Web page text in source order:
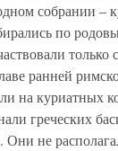
собрании –
по
только
ранней
на куриатных
греческих
Они не